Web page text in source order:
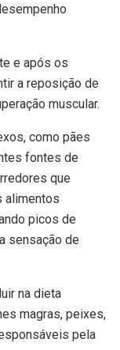
e após os
a reposição de
muscular.
como pães
fontes de
que
alimentos
picos de
sensação de
na dieta
magras, peixes,
pela